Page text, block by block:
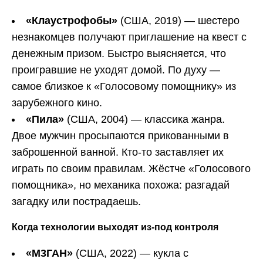
«Клаустрофобы» (США, 2019) — шестеро
незнакомцев получают приглашение на квест с
денежным призом. Быстро выясняется, что
проигравшие не уходят домой. По духу —
самое близкое к «Голосовому помощнику» из
зарубежного кино.
«Пила» (США, 2004) — классика жанра.
Двое мужчин просыпаются прикованными в
заброшенной ванной. Кто-то заставляет их
играть по своим правилам. Жёстче «Голосового
помощника», но механика похожа: разгадай
загадку или пострадаешь.
Когда технологии выходят из-под контроля
«М3ГАН» (США, 2022) — кукла с